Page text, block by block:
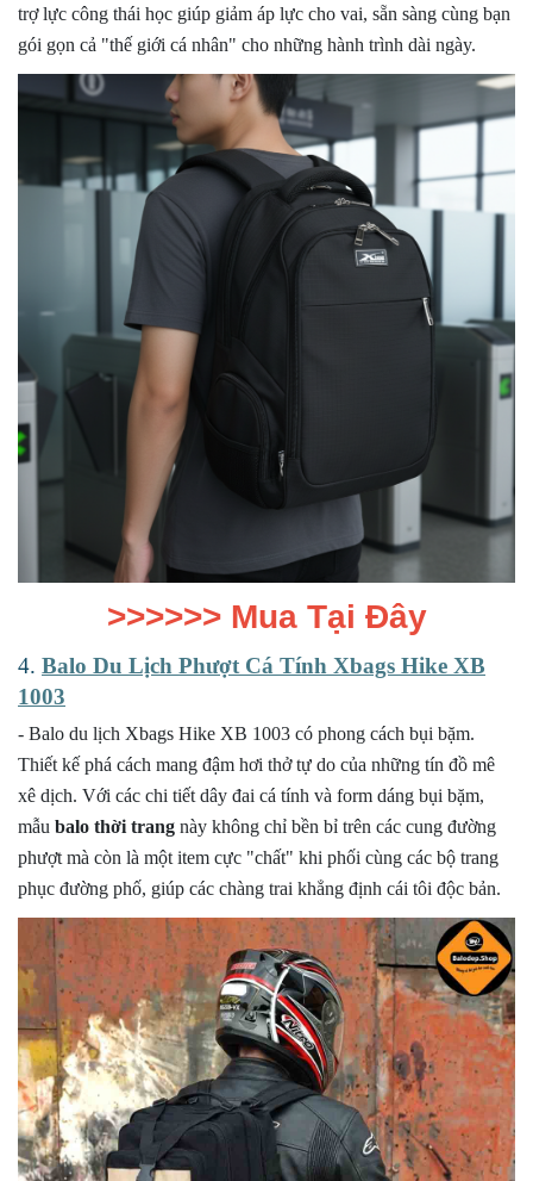
trợ lực công thái học giúp giảm áp lực cho vai, sẵn sàng cùng bạn
gói gọn cả "thế giới cá nhân" cho những hành trình dài ngày.
>>>>>> Mua Tại Đây
4. Balo Du Lịch Phượt Cá Tính Xbags Hike XB
1003
- Balo du lịch Xbags Hike XB 1003 có phong cách bụi bặm.
Thiết kế phá cách mang đậm hơi thở tự do của những tín đồ mê
xê dịch. Với các chi tiết dây đai cá tính và form dáng bụi bặm,
mẫu balo thời trang này không chỉ bền bỉ trên các cung đường
phượt mà còn là một item cực "chất" khi phối cùng các bộ trang
phục đường phố, giúp các chàng trai khẳng định cái tôi độc bản.